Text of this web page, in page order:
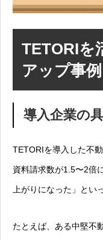
TETORIを
アップ事例
導入企業の
TETORIを導入した不
資料請求数が1.5〜2倍
上がりになった」とい
たとえば、ある中堅不